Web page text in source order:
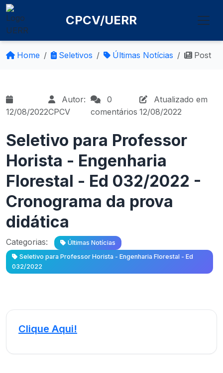
CPCV/UERR
Home Seletivos Últimas Notícias Post
12/08/2022
Autor:
CPCV
0
comentários
Atualizado em
12/08/2022
Seletivo para Professor
Horista - Engenharia
Florestal - Ed 032/2022 -
Cronograma da prova
didática
Categorias:
Últimas Notícias
Seletivo para Professor Horista - Engenharia Florestal - Ed
032/2022
Clique Aqui!